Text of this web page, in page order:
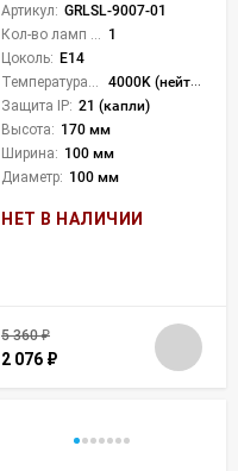
Артикул: GRLSL-9007-01
1
Цоколь: E14
4000K (нейтральный)
Защита IP: 21 (капли)
Высота: 170 мм
Ширина: 100 мм
Диаметр: 100 мм
НЕТ В НАЛИЧИИ
5 360₽
2 076 ₽